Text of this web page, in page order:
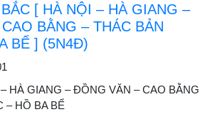
[ HÀ NỘI – HÀ GIANG –
BẰNG – THÁC BẢN
BỂ ] (5N4Đ)
HÀ GIANG – ĐỒNG VĂN – CAO BẰNG
– HỒ BA BỂ